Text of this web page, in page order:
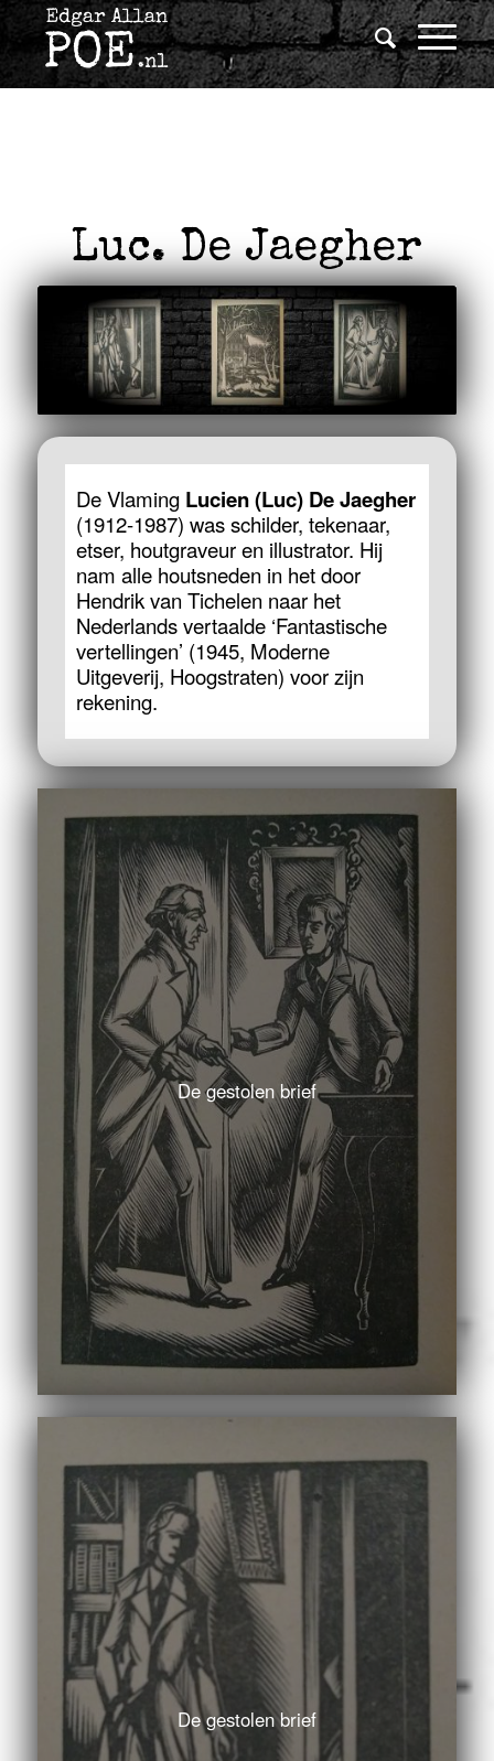
Luc. De Jaegher
De Vlaming Lucien (Luc) De Jaegher
(1912-1987) was schilder, tekenaar,
etser, houtgraveur en illustrator. Hij
nam alle houtsneden in het door
Hendrik van Tichelen naar het
Nederlands vertaalde ‘Fantastische
vertellingen’ (1945, Moderne
Uitgeverij, Hoogstraten) voor zijn
rekening.
De gestolen brief
De gestolen brief